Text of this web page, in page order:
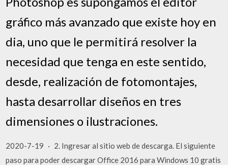
gráfico más avanzado que existe hoy en
dia, uno que le permitirá resolver la
necesidad que tenga en este sentido,
desde, realización de fotomontajes,
hasta desarrollar diseños en tres
dimensiones o ilustraciones.
2020-7-19 · 2. Ingresar al sitio web de descarga. El siguiente
paso para poder descargar Office 2016 para Windows 10 gratis